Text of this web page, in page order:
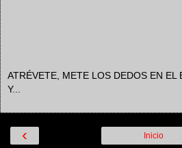
ATRÉVETE, METE LOS DEDOS EN EL
Y...
‹ Inicio